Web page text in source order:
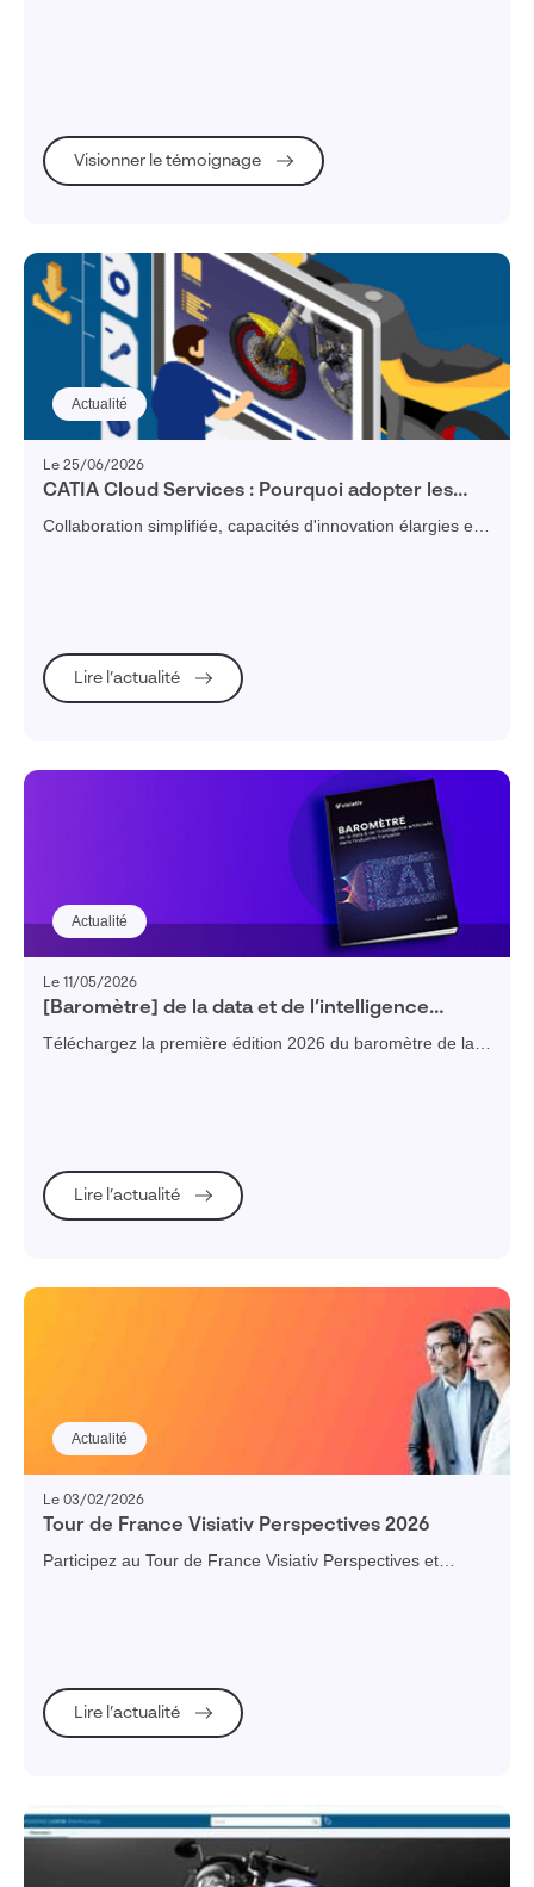
Visionner le témoignage
Actualité
Le 25/06/2026
CATIA Cloud Services : Pourquoi adopter les
cloud pour booster CATIA V5 ?
Collaboration simplifiée, capacités d'innovation élargies et
Lire l’actualité
Actualité
Le 11/05/2026
[Baromètre] de la data et de l’intelligence
artificielle dans l’industrie française – édition
Téléchargez la première édition 2026 du baromètre de la
Lire l’actualité
Actualité
Le 03/02/2026
Tour de France Visiativ Perspectives 2026
Participez au Tour de France Visiativ Perspectives et
Lire l’actualité